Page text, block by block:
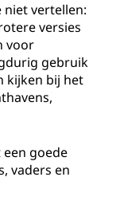
niet vertellen:
versies
voor
gebruik
kijken bij het
goede
vaders en